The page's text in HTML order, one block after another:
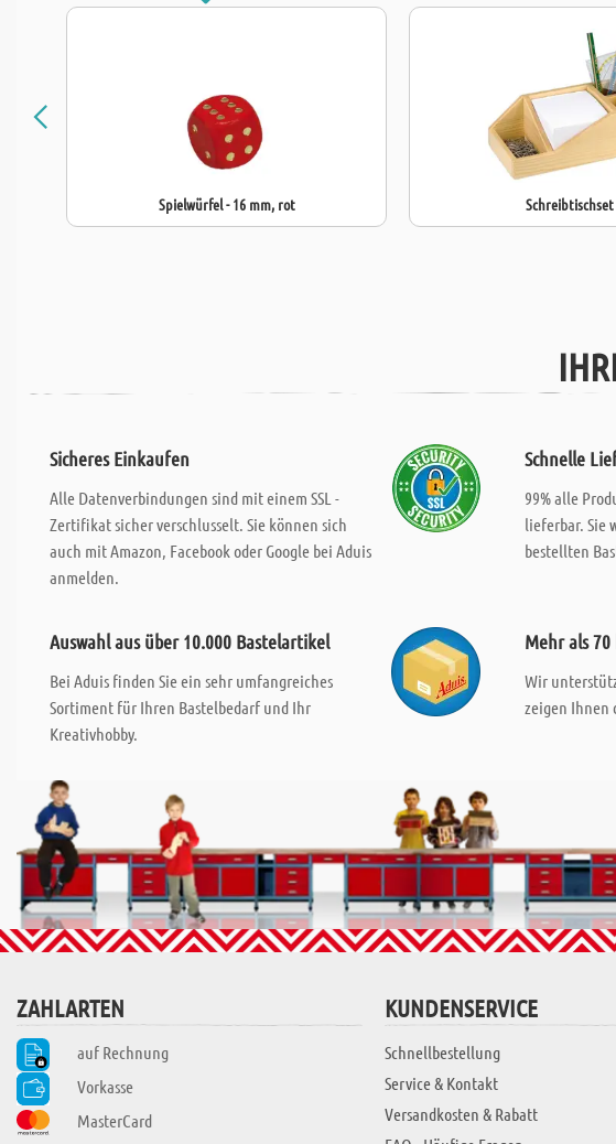
Spielwürfel - 16 mm, rot Schreibtischset
Sicheres Einkaufen
Alle Datenverbindungen sind mit einem SSL -
Zertifikat sicher verschlusselt. Sie können sich
auch mit Amazon, Facebook oder Google bei Aduis
anmelden.
Schnelle
99% alle
lieferbar. Sie
bestellten
Auswahl aus über 10.000 Bastelartikel
Bei Aduis finden Sie ein sehr umfangreiches
Sortiment für Ihren Bastelbedarf und Ihr
Kreativhobby.
Mehr als
Wir
zeigen Ihnen
ZAHLARTEN
auf Rechnung
Vorkasse
MasterCard
KUNDENSERVICE
Schnellbestellung
Service & Kontakt
Versandkosten & Rabatt